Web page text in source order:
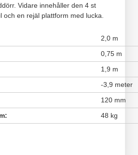
Vidare innehåller den 4 st
och en rejäl plattform med lucka.
2,0 m
0,75 m
1,9 m
-3,9 meter
120 mm
48 kg